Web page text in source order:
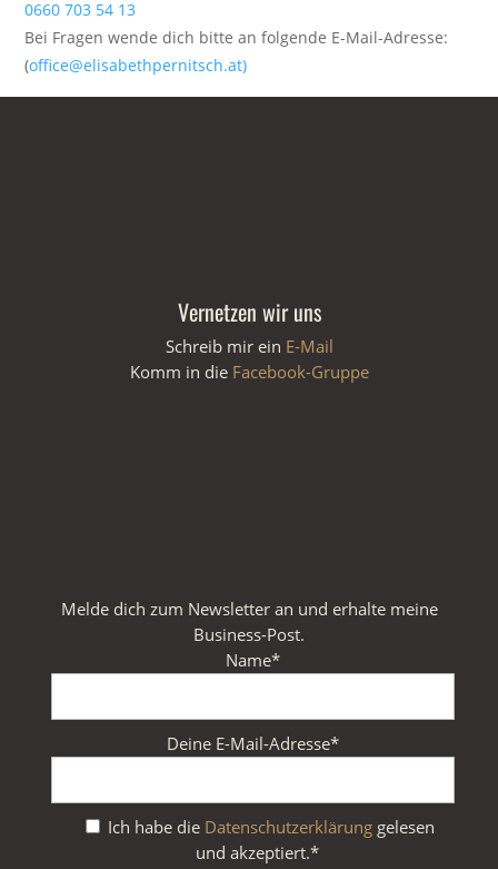
0660 703 54 13
Bei Fragen wende dich bitte an folgende E-Mail-Adresse:
(office@elisabethpernitsch.at)
Vernetzen wir uns
Schreib mir ein E-Mail
Komm in die Facebook-Gruppe
Melde dich zum Newsletter an und erhalte meine
Business-Post.
Name*
Deine E-Mail-Adresse*
Ich habe die Datenschutzerklärunggelesen
und akzeptiert.*